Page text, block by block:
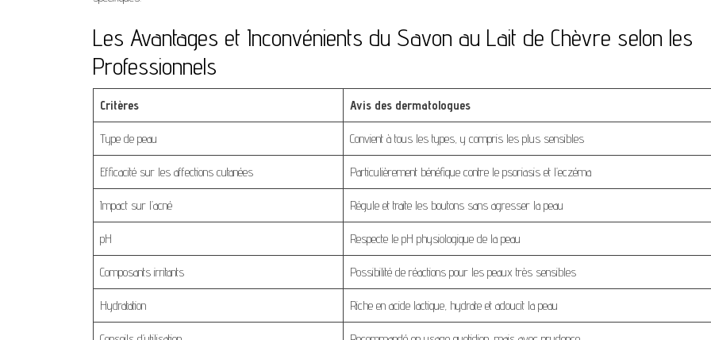
Les Avantages et Inconvénients du Savon au Lait de Chèvre selon les
Professionnels
Critères Avis des dermatologues
Type de peau Convient à tous les types, y compris les plus sensibles
Efficacité sur les affections cutanées Particulièrement bénéfique contre le psoriasis et l’eczéma
Impact sur l’acné Régule et traite les boutons sans agresser la peau
pH Respecte le pH physiologique de la peau
Composants irritants Possibilité de réactions pour les peaux très sensibles
Hydratation Riche en acide lactique, hydrate et adoucit la peau